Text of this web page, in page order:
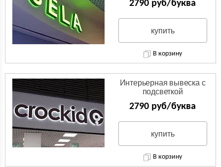
2790 руб/буква
купить
В корзину
Интерьерная вывеска с
подсветкой
2790 руб/буква
купить
В корзину